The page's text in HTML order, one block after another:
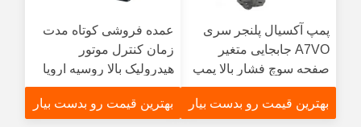
پمپ آکسیال پلنجر سری
A7VO جابجایی متغیر
صفحه سوچ فشار بالا پمپ
آکسیال پیستون هیدرولیک
بهترین قیمت رو بدست بیار
عمده فروشی کوتاه مدت
زمان کنترل موتور
هیدرولیک بالا روسیه اروپا
A7VO A7VO160 برای بیل
مکانیکی هیدر پمپ متغیر
بهترین قیمت رو بدست بیار